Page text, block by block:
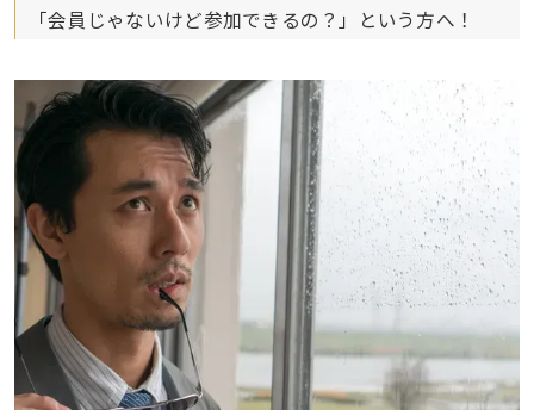
「会員じゃないけど参加できるの？」という方へ！